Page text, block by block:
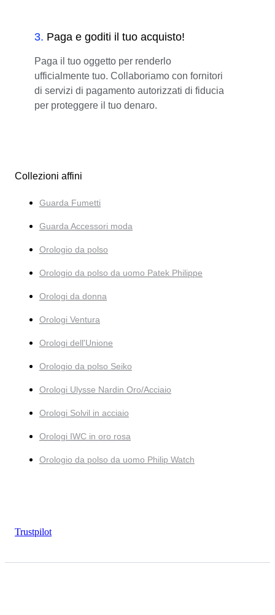
3. Paga e goditi il tuo acquisto!
Paga il tuo oggetto per renderlo
ufficialmente tuo. Collaboriamo con fornitori
di servizi di pagamento autorizzati di fiducia
per proteggere il tuo denaro.
Collezioni affini
Guarda Fumetti
Guarda Accessori moda
Orologio da polso
Orologio da polso da uomo Patek Philippe
Orologi da donna
Orologi Ventura
Orologi dell'Unione
Orologio da polso Seiko
Orologi Ulysse Nardin Oro/Acciaio
Orologi Solvil in acciaio
Orologi IWC in oro rosa
Orologio da polso da uomo Philip Watch
Trustpilot